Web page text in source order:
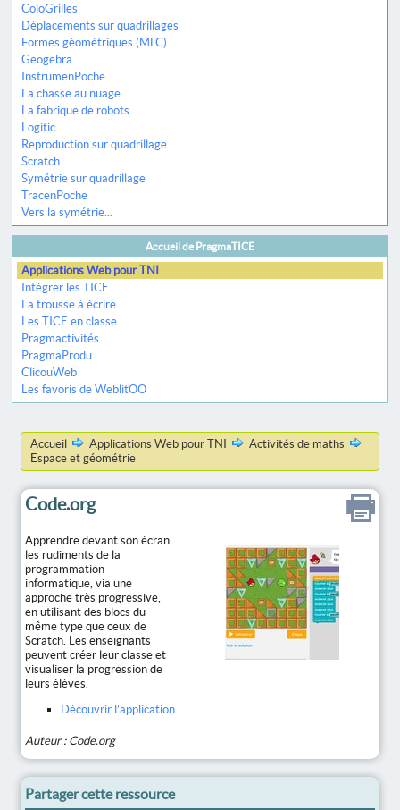
ColoGrilles
Déplacements sur quadrillages
Formes géométriques (MLC)
Geogebra
InstrumenPoche
La chasse au nuage
La fabrique de robots
Logitic
Reproduction sur quadrillage
Scratch
Symétrie sur quadrillage
TracenPoche
Vers la symétrie...
Accueil de PragmaTICE
Applications Web pour TNI
Intégrer les TICE
La trousse à écrire
Les TICE en classe
Pragmactivités
PragmaProdu
ClicouWeb
Les favoris de WeblitOO
Accueil Applications Web pour TNI
Activités de maths
Espace et géométrie
Code.org
Apprendre devant son écran
les rudiments de la
programmation
informatique, via une
approche très progressive,
en utilisant des blocs du
même type que ceux de
Scratch. Les enseignants
peuvent créer leur classe et
visualiser la progression de
leurs élèves.
Découvrir l’application...
Auteur : Code.org
Partager cette ressource